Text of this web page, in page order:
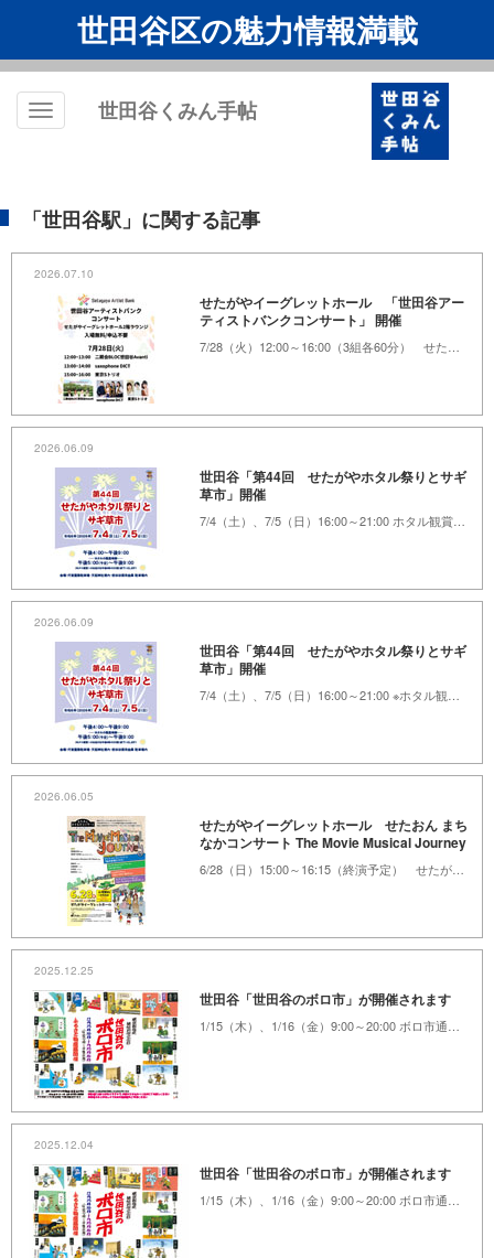
世田谷区の魅力情報満載
Toggle
世田谷くみん手帖
「世田谷駅」に関する記事
2026.07.10
せたがやイーグレットホール 「世田谷アー
ティストバンクコンサート」 開催
2026.06.09
世田谷「第44回 せたがやホタル祭りとサギ
草市」開催
2026.06.09
世田谷「第44回 せたがやホタル祭りとサギ
草市」開催
2026.06.05
せたがやイーグレットホール せたおん まち
なかコンサート The Movie Musical Journey
2025.12.25
世田谷「世田谷のボロ市」が開催されます
2025.12.04
世田谷「世田谷のボロ市」が開催されます